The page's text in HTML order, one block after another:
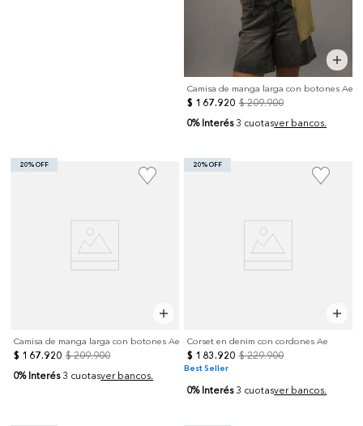
Camisa de manga larga con botones Ae
$ 167.920 $ 209.900
0% Interés 3 cuotasver bancos.
20% OFF
Camisa de manga larga con botones Ae
$ 167.920 $ 209.900
0% Interés 3 cuotasver bancos.
20% OFF
Corset en denim con cordones Ae
$ 183.920 $ 229.900
Best Seller
0% Interés 3 cuotasver bancos.